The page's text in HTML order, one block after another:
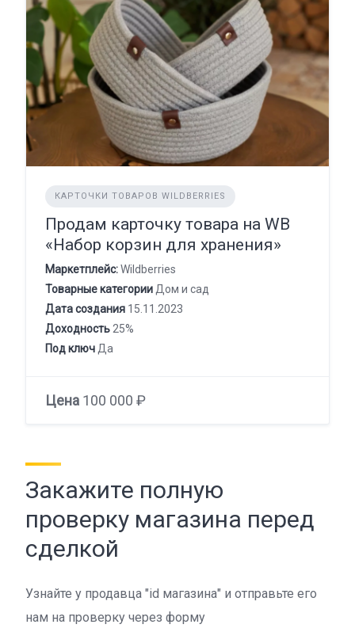
КАРТОЧКИ ТОВАРОВ WILDBERRIES
Продам карточку товара на WB
«Набор корзин для хранения»
Маркетплейс:Wildberries
Товарные категории Дом и сад
Дата создания 15.11.2023
Доходность 25%
Под ключ Да
Цена 100 000 ₽
Закажите полную
проверку магазина перед
сделкой
Узнайте у продавца "id магазина" и отправьте его
нам на проверку через форму